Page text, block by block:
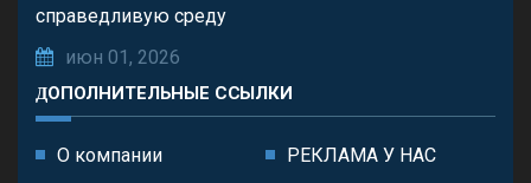
справедливую среду
июн 01, 2026
ДОПОЛНИТЕЛЬНЫЕ ССЫЛКИ
О компании РЕКЛАМА У НАС